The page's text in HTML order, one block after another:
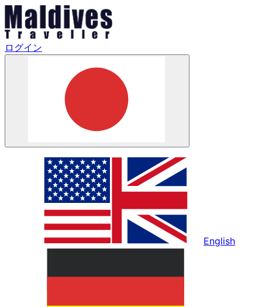
ログイン
English